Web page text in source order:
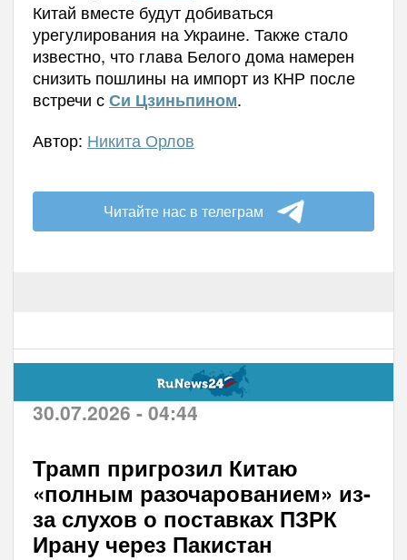
Китай вместе будут добиваться
урегулирования на Украине. Также стало
известно, что глава Белого дома намерен
снизить пошлины на импорт из КНР после
встречи сСи Цзиньпином.
Автор: Никита Орлов
Читайте нас в телеграм
30.07.2026 - 04:44
Трамп пригрозил Китаю
«полным разочарованием» из-
за слухов о поставках ПЗРК
Ирану через Пакистан